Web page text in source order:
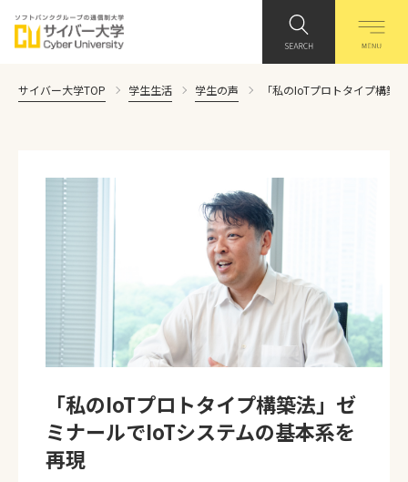
サイバー大学TOP 学生生活 学生の声 「私のIoTプロトタイプ構築
「私のIoTプロトタイプ構築法」ゼ
ミナールでIoTシステムの基本系を
再現